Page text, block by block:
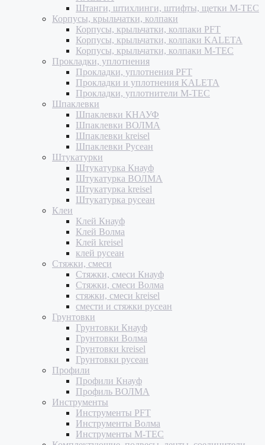
Штанги, штихлинги, штифты, щетки M-TEC
Корпусы, крыльчатки, колпаки
Корпусы, крыльчатки, колпаки PFT
Корпусы, крыльчатки, колпаки KALETA
Корпусы, крыльчатки, колпаки M-TEC
Прокладки, уплотнения
Прокладки, уплотнения PFT
Прокладки и уплотнения KALETA
Прокладки, уплотнители M-TEC
Шпаклевки
Шпаклевки КНАУФ
Шпаклевки ВОЛМА
Шпаклевки kreisel
Шпаклевки Русеан
Штукатурки
Штукатурка Кнауф
Штукатурка ВОЛМА
Штукатурка kreisel
Штукатурка русеан
Клеи
Клей Кнауф
Клей Волма
Клей kreisel
клей русеан
Стяжки, смеси
Стяжки, смеси Кнауф
Стяжки, смеси Волма
стяжки, смеси kreisel
смести и стяжки русеан
Грунтовки
Грунтовки Кнауф
Грунтовки Волма
Грунтовки kreisel
Грунтовки русеан
Профили
Профили Кнауф
Профиль ВОЛМА
Инструменты
Инструменты PFT
Инструменты Волма
Инструменты M-TEC